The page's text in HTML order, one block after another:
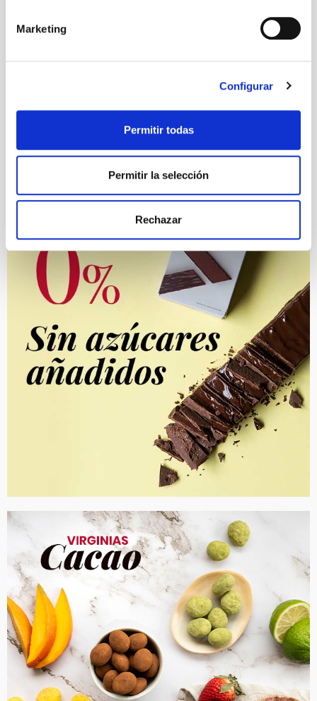
Marketing
Configurar
Permitir todas
Permitir la selección
Rechazar